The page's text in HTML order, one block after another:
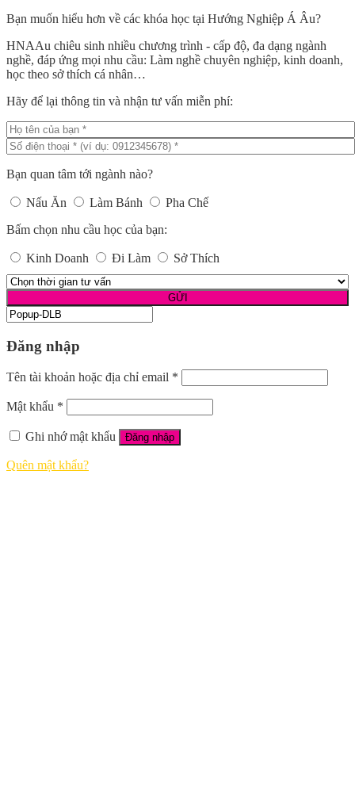
Bạn muốn hiểu hơn về các khóa học tại Hướng Nghiệp Á Âu?
HNAAu chiêu sinh nhiều chương trình - cấp độ, đa dạng ngành
nghề, đáp ứng mọi nhu cầu: Làm nghề chuyên nghiệp, kinh doanh,
học theo sở thích cá nhân…
Hãy để lại thông tin và nhận tư vấn miễn phí:
Bạn quan tâm tới ngành nào?
Nấu Ăn Làm Bánh
Pha Chế
Bấm chọn nhu cầu học của bạn:
Kinh Doanh Đi Làm Sở Thích
Đăng nhập
Tên tài khoản hoặc địa chỉ email *
Mật khẩu *
Ghi nhớ mật khẩu Đăng nhập
Quên mật khẩu?